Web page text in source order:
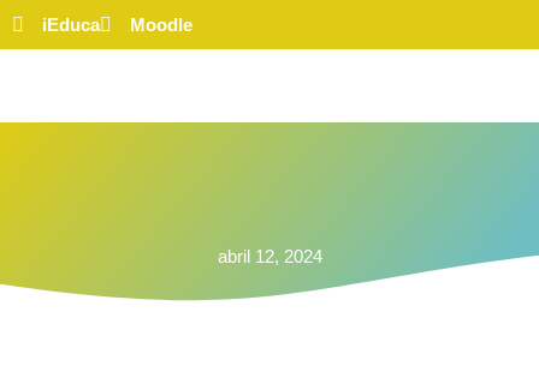
iEduca Moodle
abril 12, 2024